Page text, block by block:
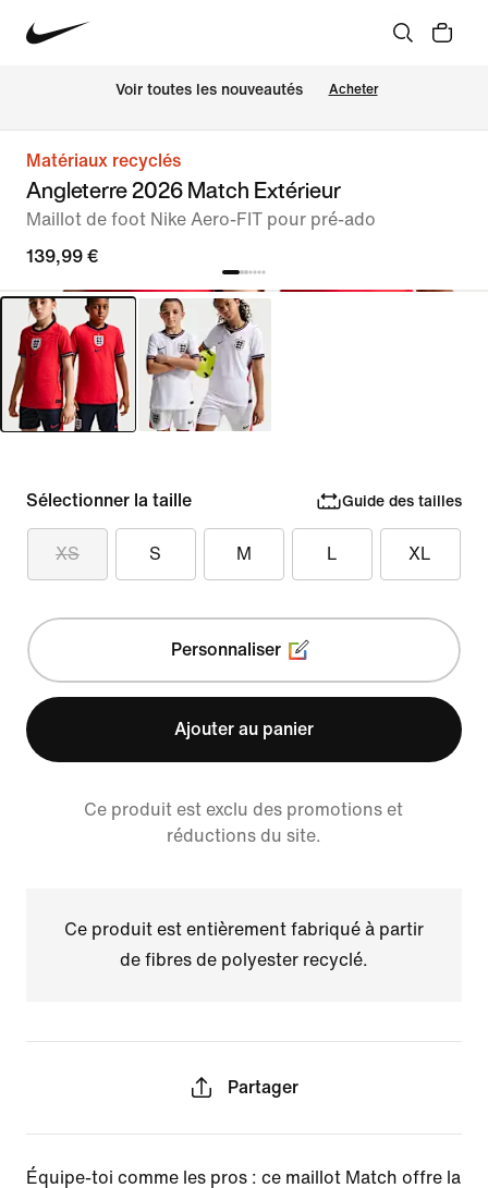
Voir toutes les nouveautés Acheter
Matériaux recyclés
Angleterre 2026 Match Extérieur
Maillot de foot Nike Aero-FIT pour pré-ado
139,99 €
Sélectionner la taille Guide des tailles
XS S M L XL
Personnaliser
Ajouter au panier
Ce produit est exclu des promotions et
réductions du site.
Ce produit est entièrement fabriqué à partir
de fibres de polyester recyclé.
Partager
Équipe-toi comme les pros : ce maillot Match offre la